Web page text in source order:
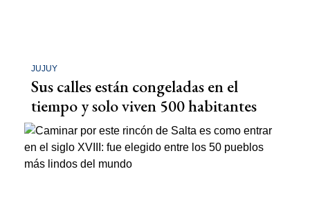
JUJUY
Sus calles están congeladas en el
tiempo y solo viven 500 habitantes